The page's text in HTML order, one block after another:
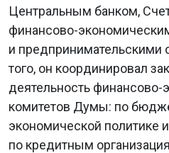
Центральным банком,
финансово-
и предпринимательскими
того, он координировал
деятельность финансово-
комитетов Думы: по
экономической политике
по кредитным